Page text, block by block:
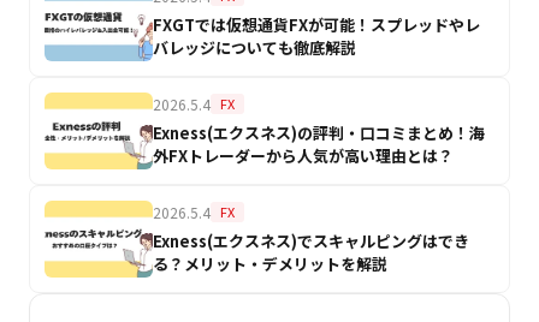
FXGTでは仮想通貨FXが可能！スプレッドやレ
バレッジについても徹底解説
2026.5.4 FX
Exness(エクスネス)の評判・口コミまとめ！海
外FXトレーダーから人気が高い理由とは？
2026.5.4 FX
Exness(エクスネス)でスキャルピングはでき
る？メリット・デメリットを解説